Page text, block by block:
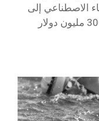
الاصطناعي إلى
أكثر من 100,000 قدم مربع وجذب 300 مليون دولار